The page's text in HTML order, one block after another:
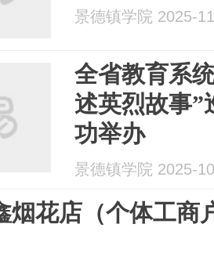
景德镇学院 2025-
全省教育系
述英烈故事”
功举办
景德镇学院 2025-
烟花店（个体工商